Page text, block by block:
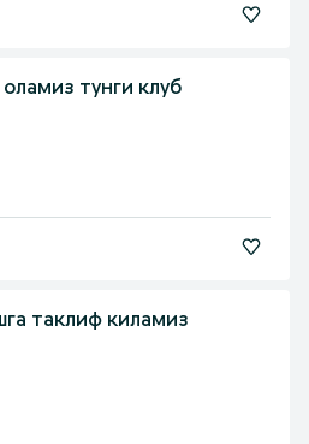
тунги клуб
таклиф киламиз